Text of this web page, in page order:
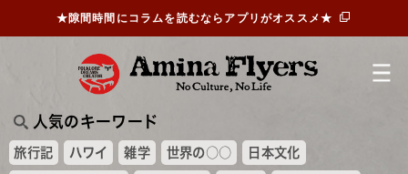
人気のキーワード
旅行記 ハワイ 雑学 世界の○○ 日本文化
★隙間時間にコラムを読むならアプリがオススメ★